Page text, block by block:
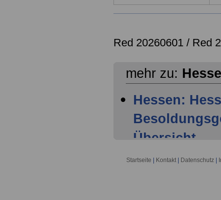
Red 20260601 / Red
mehr zu:
Hessen:
Übersicht
Hessen:
Startseite Kontakt Datenschutz